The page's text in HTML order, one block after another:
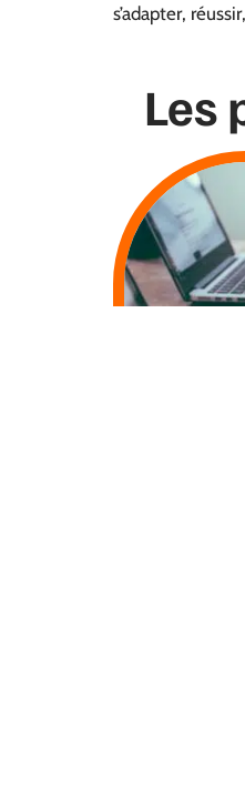
s’adapter,
Les